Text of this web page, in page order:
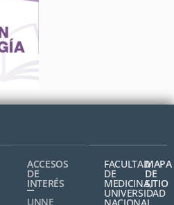
ACCESOS
DE
INTERÉS
UNNE
FACULTAD
DE
MEDICINA,
UNIVERSIDAD
MAPA
DE
SITIO